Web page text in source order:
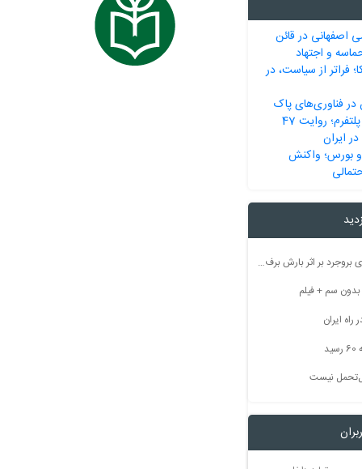
اصفهانی در قائن
و اجتهاد
فراتر از سیاست، در
در فناوری‌های پاک
رسانه از انقلاب تا پلتفرم؛ روایت 47
ایران
و بورس؛ واکنش
راه ارتباطی ۵۰ روستای بروجرد بر اثر بارش برف مسدود شد
ایران
نیست